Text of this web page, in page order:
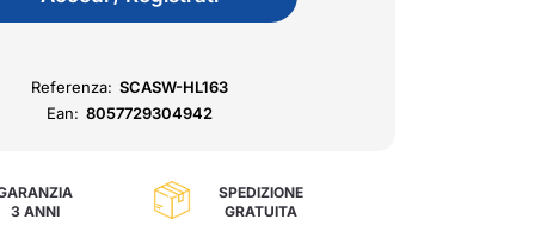
Referenza: SCASW-HL163
Ean: 8057729304942
3 ANNI
SPEDIZIONE
GRATUITA